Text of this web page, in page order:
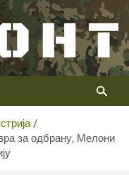
за одбрану, Мелони